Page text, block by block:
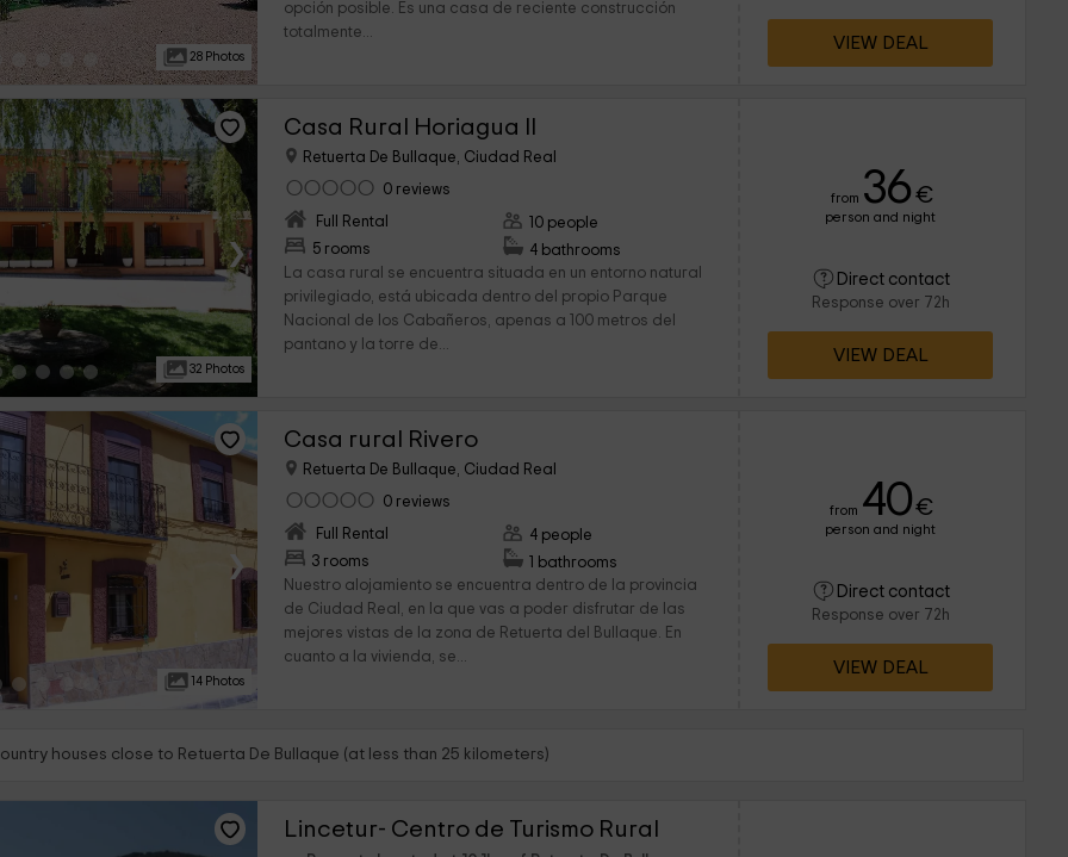
28 Photos
opción posible. Es una casa de reciente construcción
totalmente...
VIEW DEAL
›
32 Photos
Casa Rural Horiagua II
Retuerta De Bullaque, Ciudad Real
0 reviews
Full Rental
5 rooms
10 people
4 bathrooms
La casa rural se encuentra situada en un entorno natural
privilegiado, está ubicada dentro del propio Parque
Nacional de los Cabañeros, apenas a 100 metros del
pantano y la torre de...
from 36 €
person and night
Direct contact
Response over 72h
VIEW DEAL
›
14 Photos
Casa rural Rivero
Retuerta De Bullaque, Ciudad Real
0 reviews
Full Rental
3 rooms
4 people
1 bathrooms
Nuestro alojamiento se encuentra dentro de la provincia
de Ciudad Real, en la que vas a poder disfrutar de las
mejores vistas de la zona de Retuerta del Bullaque. En
cuanto a la vivienda, se...
from 40€
person and night
Direct contact
Response over 72h
VIEW DEAL
houses close to Retuerta De Bullaque (at less than 25 kilometers)
Lincetur- Centro de Turismo Rural